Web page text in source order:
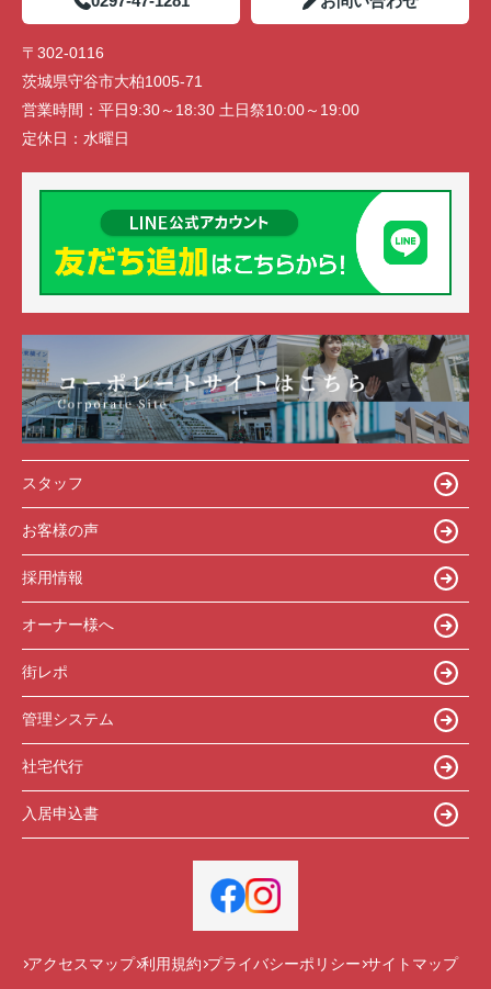
〒302-0116
茨城県守谷市大柏1005-71
営業時間： 平日9:30～18:30 土日祭10:00～19:00
定休日： 水曜日
スタッフ
お客様の声
採用情報
オーナー様へ
街レポ
管理システム
社宅代行
入居申込書
アクセスマップ 利用規約 プライバシーポリシー サイトマップ